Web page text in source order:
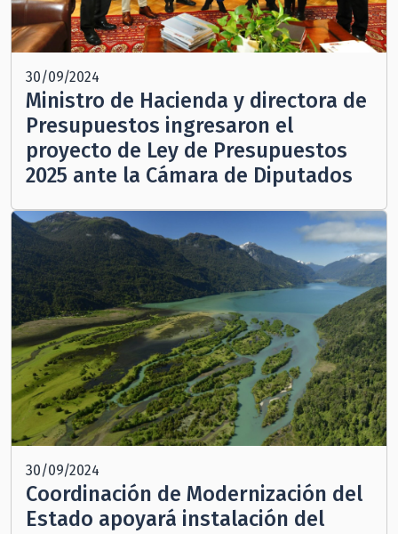
30/09/2024
Ministro de Hacienda y directora de
Presupuestos ingresaron el
proyecto de Ley de Presupuestos
2025 ante la Cámara de Diputados
30/09/2024
Coordinación de Modernización del
Estado apoyará instalación del